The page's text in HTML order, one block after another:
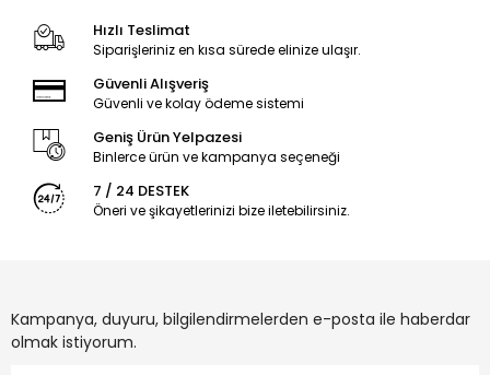
Hızlı Teslimat
Siparişleriniz en kısa sürede elinize ulaşır.
Güvenli Alışveriş
Güvenli ve kolay ödeme sistemi
Geniş Ürün Yelpazesi
Binlerce ürün ve kampanya seçeneği
7 / 24 DESTEK
Öneri ve şikayetlerinizi bize iletebilirsiniz.
Kampanya, duyuru, bilgilendirmelerden e-posta ile haberdar
olmak istiyorum.